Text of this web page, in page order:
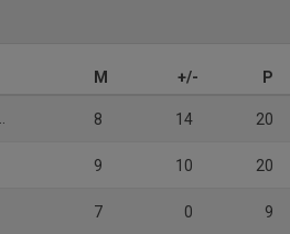
M +/- P
8 14 20
9 10 20
7 0 9